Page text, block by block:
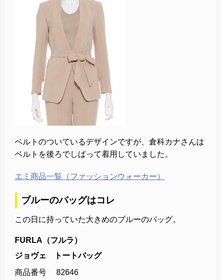
ベルトのついているデザインですが、倉科カナさんは
ベルトを後ろでしばって着用していました。
エミ商品一覧（ファッションウォーカー）
ブルーのバッグはコレ
この日に持っていた大きめのブルーのバッグ。
FURLA（フルラ）
ジョヴェ トートバッグ
商品番号 82646